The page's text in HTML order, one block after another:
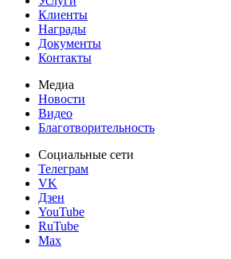
Клиенты
Награды
Документы
Контакты
Медиа
Новости
Видео
Благотворительность
Социальные сети
Телеграм
VK
Дзен
YouTube
RuTube
Max